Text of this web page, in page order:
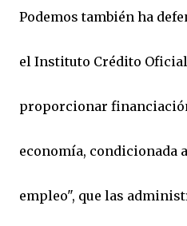
Podemos también ha
el Instituto Crédito
proporcionar
economía, condicionada
empleo", que las